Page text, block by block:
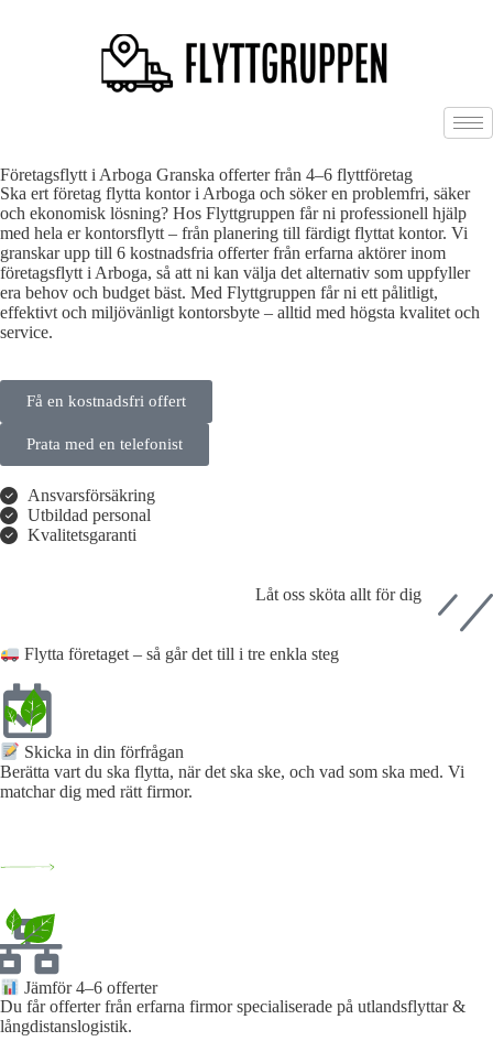
Företagsflytt i Arboga Granska offerter från 4–6 flyttföretag
Ska ert företag flytta kontor i Arboga och söker en problemfri, säker
och ekonomisk lösning? Hos Flyttgruppen får ni professionell hjälp
med hela er kontorsflytt – från planering till färdigt flyttat kontor. Vi
granskar upp till 6 kostnadsfria offerter från erfarna aktörer inom
företagsflytt i Arboga, så att ni kan välja det alternativ som uppfyller
era behov och budget bäst. Med Flyttgruppen får ni ett pålitligt,
effektivt och miljövänligt kontorsbyte – alltid med högsta kvalitet och
service.
Få en kostnadsfri offert
Prata med en telefonist
Ansvarsförsäkring
Utbildad personal
Kvalitetsgaranti
Låt oss sköta allt för dig
Flytta företaget – så går det till i tre enkla steg
Skicka in din förfrågan​
Berätta vart du ska flytta, när det ska ske, och vad som ska med. Vi
matchar dig med rätt firmor.
Jämför 4–6 offerter
Du får offerter från erfarna firmor specialiserade på utlandsflyttar &
långdistanslogistik.